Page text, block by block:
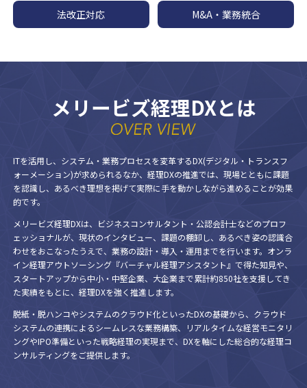
法改正対応 M&A・業務統合
メリービズ経理DXとは
ITを活用し、システム・業務プロセスを変革するDX(デジタル・トランスフ
ォーメーション)が求められるなか、経理DXの推進では、現場とともに課題
を認識し、あるべき理想を掲げて実際に手を動かしながら進めることが効果
的です。
メリービズ経理DXは、ビジネスコンサルタント・公認会計士などのプロフ
ェッショナルが、現状のインタビュー、課題の棚卸し、あるべき姿の認識合
わせをおこなったうえで、業務の設計・導入・運用までを行います。オンラ
イン経理アウトソーシング『バーチャル経理アシスタント』で得た知見や、
スタートアップから中小・中堅企業、大企業まで累計約850社を支援してき
た実績をもとに、経理DXを強く推進します。
脱紙・脱ハンコやシステムのクラウド化といったDXの基礎から、クラウド
システムの連携によるシームレスな業務構築、リアルタイムな経営モニタリ
ングやIPO準備といった戦略経理の実現まで、DXを軸にした総合的な経理コ
ンサルティングをご提供します。